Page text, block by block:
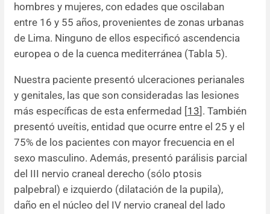
hombres y mujeres, con edades que oscilaban
entre 16 y 55 años, provenientes de zonas urbanas
de Lima. Ninguno de ellos especificó ascendencia
europea o de la cuenca mediterránea (Tabla 5).
Nuestra paciente presentó ulceraciones perianales
y genitales, las que son consideradas las lesiones
más específicas de esta enfermedad [13]. También
presentó uveítis, entidad que ocurre entre el 25 y el
75% de los pacientes con mayor frecuencia en el
sexo masculino. Además, presentó parálisis parcial
del III nervio craneal derecho (sólo ptosis
palpebral) e izquierdo (dilatación de la pupila),
daño en el núcleo del IV nervio craneal del lado